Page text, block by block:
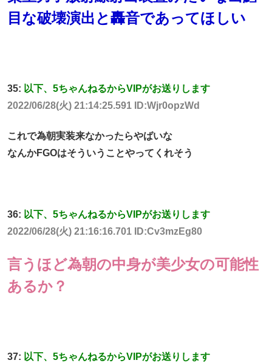
目な破壊演出と轟音であってほしい
35: 以下、5ちゃんねるからVIPがお送りします
2022/06/28(火) 21:14:25.591 ID:Wjr0opzWd
これで為朝実装来なかったらやばいな
なんかFGOはそういうことやってくれそう
36: 以下、5ちゃんねるからVIPがお送りします
2022/06/28(火) 21:16:16.701 ID:Cv3mzEg80
言うほど為朝の中身が美少女の可能性
あるか？
37: 以下、5ちゃんねるからVIPがお送りします